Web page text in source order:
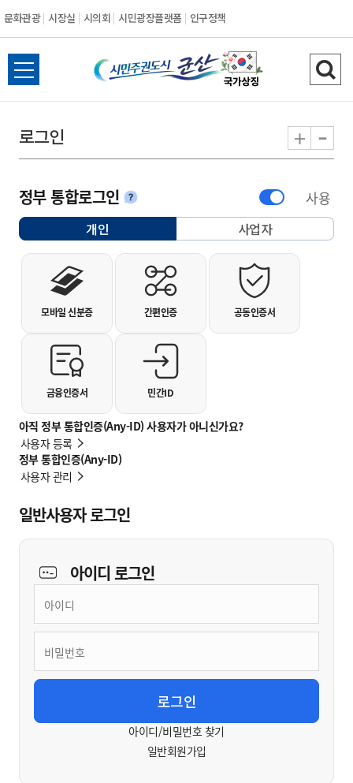
문화관광 시장실 시의회 시민광장플랫폼 인구정책
시민주권도시 군
전체메뉴 열기 검
로그인 + -
정부 통합로그인안내 사용
아직 정부 통합인증(Any-ID) 사용자가 아니신가요?
사용자 등록
정부 통합인증(Any-ID)
사용자 관리
개인선택됨 사업자
개인사용자 로그인
모바일 신분증 간편인증 공동인증서
금융인증서 민간ID
일반사용자 로그인
아이디로그인
아이디/비밀번호 찾기
일반회원가입